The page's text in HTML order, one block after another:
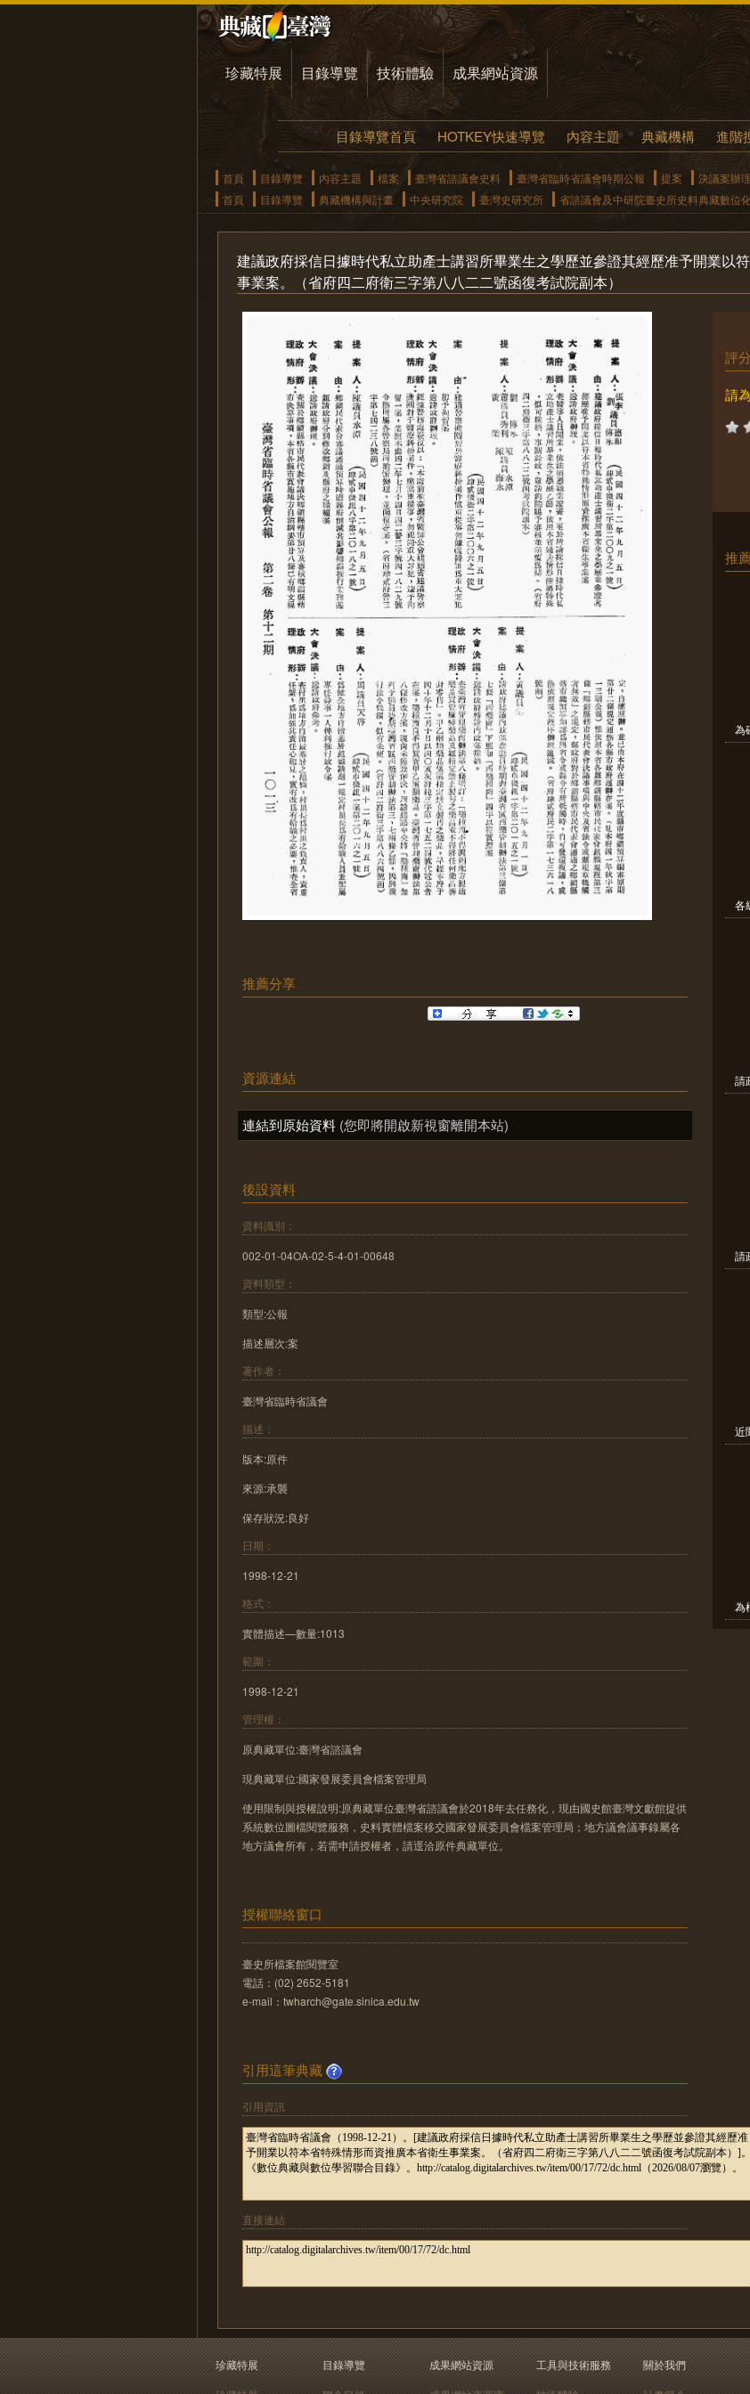
珍藏特展 目錄導覽 技術體驗 成果網站資源
目錄導覽首頁 HOTKEY快速導覽 內容主題 典藏機構 進階
首頁 目錄導覽 內容主題 檔案 臺灣省諮議會史料 臺灣省臨時省議會時期公報 提案 決議案辦
首頁
目錄導覽 典藏機構與計畫 中央研究院 臺灣史研究所 省諮議會及中研院臺史所史料典藏數位
建議政府採信日據時代私立助產士講習所畢業生之學歷並參證其經歷准予開業以
事業案。（省府四二府衛三字第八八二二號函復考試院副本）
推薦分享
資源連結
連結到原始資料 (您即將開啟新視窗離開本站)
後設資料
資料識別：
002-01-04OA-02-5-4-01-00648
資料類型：
類型:公報
描述層次:案
著作者：
臺灣省臨時省議會
描述：
版本:原件
來源:承襲
保存狀況:良好
日期：
1998-12-21
格式：
實體描述—數量:1013
範圍：
1998-12-21
管理權：
原典藏單位:臺灣省諮議會
現典藏單位:國家發展委員會檔案管理局
使用限制與授權說明:原典藏單位臺灣省諮議會於2018年去任務化，現由國史館臺灣文獻館提供
系統數位圖檔閱覽服務，史料實體檔案移交國家發展委員會檔案管理局；地方議會議事錄屬各
地方議會所有，若需申請授權者，請逕洽原件典藏單位。
授權聯絡窗口
臺史所檔案館閱覽室
電話：(02) 2652-5181
e-mail：twharch@gate.sinica.edu.tw
引用這筆典藏
引用資訊
直接連結
評
請
推
為
各
請
請
近
為
珍藏特展
目錄導覽
成果網站資源
工具與技術服務
關於我們